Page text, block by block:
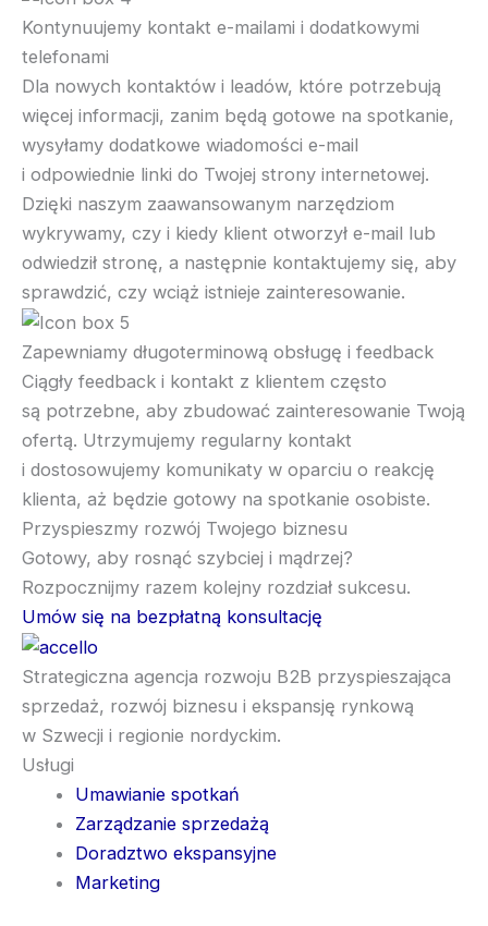
Kontynuujemy kontakt e-mailami i dodatkowymi
telefonami
Dla nowych kontaktów i leadów, które potrzebują
więcej informacji, zanim będą gotowe na spotkanie,
wysyłamy dodatkowe wiadomości e-mail
i odpowiednie linki do Twojej strony internetowej.
Dzięki naszym zaawansowanym narzędziom
wykrywamy, czy i kiedy klient otworzył e-mail lub
odwiedził stronę, a następnie kontaktujemy się, aby
sprawdzić, czy wciąż istnieje zainteresowanie.
Zapewniamy długoterminową obsługę i feedback
Ciągły feedback i kontakt z klientem często
są potrzebne, aby zbudować zainteresowanie Twoją
ofertą. Utrzymujemy regularny kontakt
i dostosowujemy komunikaty w oparciu o reakcję
klienta, aż będzie gotowy na spotkanie osobiste.
Przyspieszmy rozwój Twojego biznesu
Gotowy, aby rosnąć szybciej i mądrzej?
Rozpocznijmy razem kolejny rozdział sukcesu.
Umów się na bezpłatną konsultację
Strategiczna agencja rozwoju B2B przyspieszająca
sprzedaż, rozwój biznesu i ekspansję rynkową
w Szwecji i regionie nordyckim.
Usługi
Umawianie spotkań
Zarządzanie sprzedażą
Doradztwo ekspansyjne
Marketing